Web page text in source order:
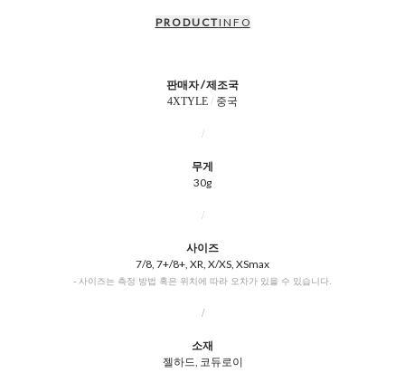
P R O D U C TI N F O
판매자 / 제조국
4XTYLE / 중국
/
무게
30g
/
사이즈
7/8, 7+/8+, XR, X/XS, XSmax
- 사이즈는 측정 방법 혹은 위치에 따라 오차가 있을 수 있습니다.
/
소재
젤하드, 코듀로이